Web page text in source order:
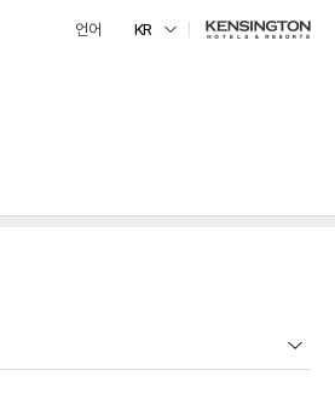
언어 KR